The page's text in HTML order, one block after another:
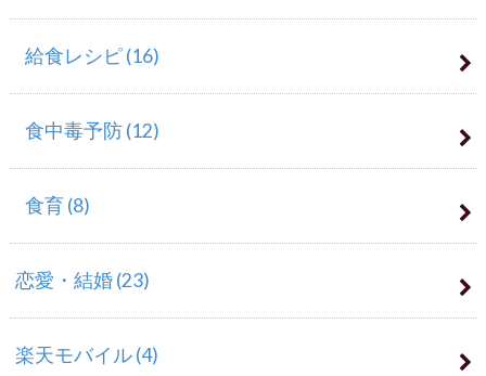
給食レシピ(16)
食中毒予防(12)
食育(8)
恋愛・結婚(23)
楽天モバイル(4)